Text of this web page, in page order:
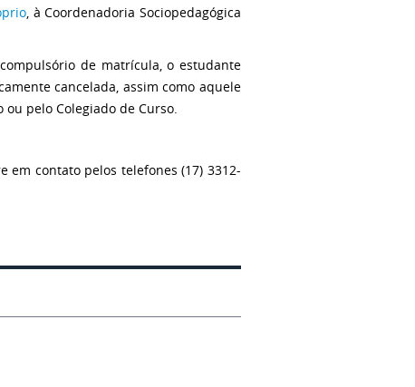
, à Coordenadoria Sociopedagógica
de matrícula, o estudante
cancelada, assim como aquele
pelo Colegiado de Curso.
em contato pelos telefones (17) 3312-